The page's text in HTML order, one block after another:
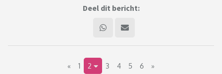
vriendin zit nu te stoken...we komen te weinig, hebben geen
ik echt af), ze vindt ons vreemd). Ze is 80+ en mijn vader eind
60. Haar kinderen vinden mijn vader geweldig. Hij neemt
mantelzorg taken over en zij hoeven daardoor niet wekelijks
een uur te rijden. Ik vind het lastig om mijn kwieke vader aan
Deel dit bericht:
« 1 2 3 4 5 6 »